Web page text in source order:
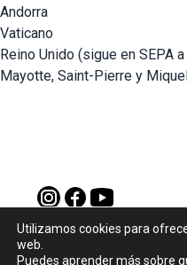
Andorra
Vaticano
Reino Unido (sigue en SEPA
Mayotte, Saint-Pierre y
WEB CANTAMOR
Aviso legal|Política de
Utilizamos cookies para
web.
Puedes aprender más sobre